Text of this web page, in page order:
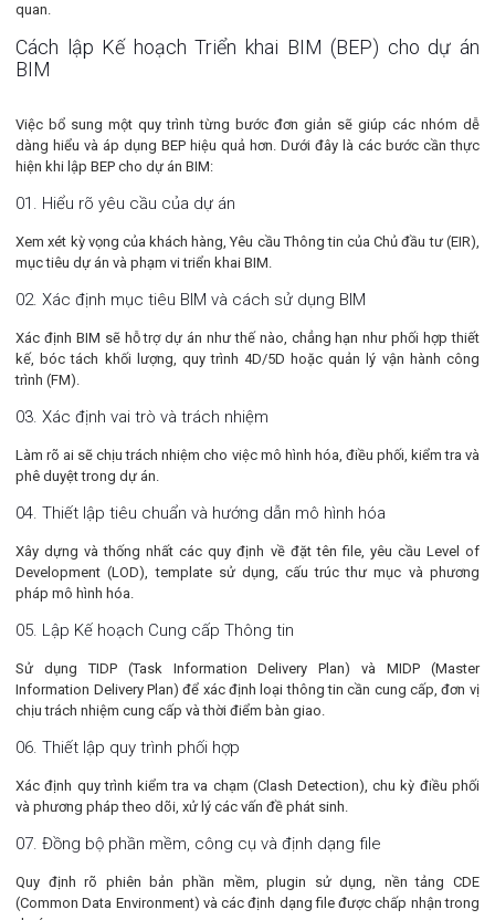
quan.
Cách lập Kế hoạch Triển khai BIM (BEP) cho dự án
BIM
Việc bổ sung một quy trình từng bước đơn giản sẽ giúp các nhóm dễ
dàng hiểu và áp dụng BEP hiệu quả hơn. Dưới đây là các bước cần thực
hiện khi lập BEP cho dự án BIM:
01. Hiểu rõ yêu cầu của dự án
Xem xét kỳ vọng của khách hàng, Yêu cầu Thông tin của Chủ đầu tư (EIR),
mục tiêu dự án và phạm vi triển khai BIM.
02. Xác định mục tiêu BIM và cách sử dụng BIM
Xác định BIM sẽ hỗ trợ dự án như thế nào, chẳng hạn như phối hợp thiết
kế, bóc tách khối lượng, quy trình 4D/5D hoặc quản lý vận hành công
trình (FM).
03. Xác định vai trò và trách nhiệm
Làm rõ ai sẽ chịu trách nhiệm cho việc mô hình hóa, điều phối, kiểm tra và
phê duyệt trong dự án.
04. Thiết lập tiêu chuẩn và hướng dẫn mô hình hóa
Xây dựng và thống nhất các quy định về đặt tên file, yêu cầu Level of
Development (LOD), template sử dụng, cấu trúc thư mục và phương
pháp mô hình hóa.
05. Lập Kế hoạch Cung cấp Thông tin
Sử dụng TIDP (Task Information Delivery Plan) và MIDP (Master
Information Delivery Plan) để xác định loại thông tin cần cung cấp, đơn vị
chịu trách nhiệm cung cấp và thời điểm bàn giao.
06. Thiết lập quy trình phối hợp
Xác định quy trình kiểm tra va chạm (Clash Detection), chu kỳ điều phối
và phương pháp theo dõi, xử lý các vấn đề phát sinh.
07. Đồng bộ phần mềm, công cụ và định dạng file
Quy định rõ phiên bản phần mềm, plugin sử dụng, nền tảng CDE
(Common Data Environment) và các định dạng file được chấp nhận trong